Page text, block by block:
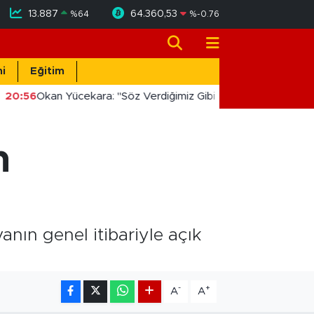
13.887 %64 64.360,53 %-0.76
Eğitim
20:56Okan Yücekara: "Söz Verdiğimiz Gibi Masada Değil,
genel itibariyle açık
A- A+